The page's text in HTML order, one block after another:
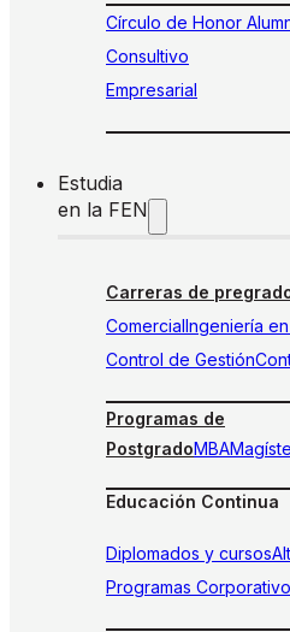
Círculo de Honor
Consultivo
Empresarial
Estudia
en la FEN
Carreras de
ComercialIngeniería
Control de Gestión
Programas de
PostgradoMBA
Educación Continua
Diplomados y cursos
Programas